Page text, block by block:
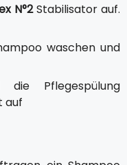
N°2Stabilisator auf.
waschen und
die Pflegespülung
auf